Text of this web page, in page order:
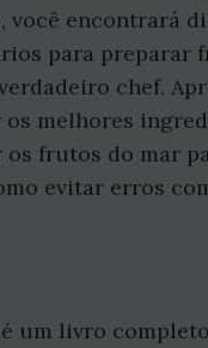
você encontrará
para preparar
chef.
melhores
os frutos do mar
evitar erros
um livro